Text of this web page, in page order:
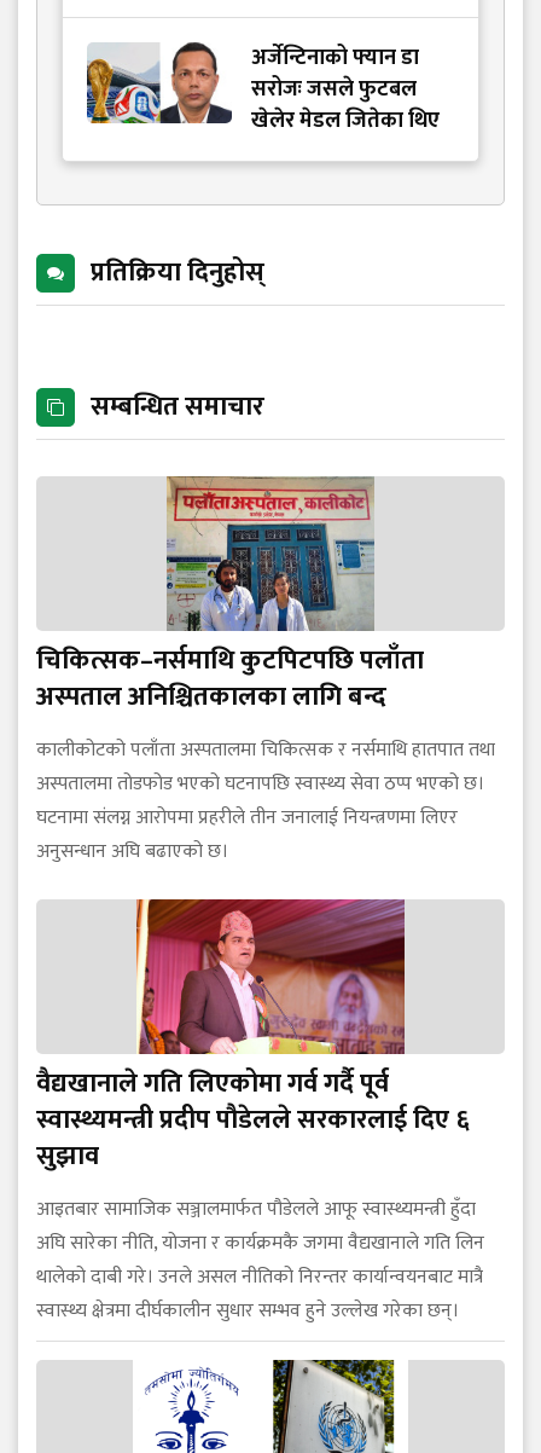
अर्जेन्टिनाको फ्यान डा
सरोजः जसले फुटबल
खेलेर मेडल जितेका थिए
प्रतिक्रिया दिनुहोस्
सम्बन्धित समाचार
चिकित्सक–नर्समाथि कुटपिटपछि पलाँता
अस्पताल अनिश्चितकालका लागि बन्द
कालीकोटको पलाँता अस्पतालमा चिकित्सक र नर्समाथि हातपात तथा
अस्पतालमा तोडफोड भएको घटनापछि स्वास्थ्य सेवा ठप्प भएको छ।
घटनामा संलग्न आरोपमा प्रहरीले तीन जनालाई नियन्त्रणमा लिएर
अनुसन्धान अघि बढाएको छ।
वैद्यखानाले गति लिएकोमा गर्व गर्दै पूर्व
स्वास्थ्यमन्त्री प्रदीप पौडेलले सरकारलाई दिए ६
सुझाव
आइतबार सामाजिक सञ्जालमार्फत पौडेलले आफू स्वास्थ्यमन्त्री हुँदा
अघि सारेका नीति, योजना र कार्यक्रमकै जगमा वैद्यखानाले गति लिन
थालेको दाबी गरे। उनले असल नीतिको निरन्तर कार्यान्वयनबाट मात्रै
स्वास्थ्य क्षेत्रमा दीर्घकालीन सुधार सम्भव हुने उल्लेख गरेका छन्।